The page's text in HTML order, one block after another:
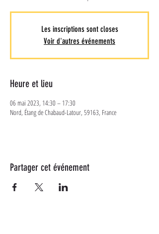
Les inscriptions sont closes
Voir d'autres événements
Heure et lieu
06 mai 2023, 14:30 – 17:30
Nord, Étang de Chabaud-Latour, 59163, France
Partager cet événement